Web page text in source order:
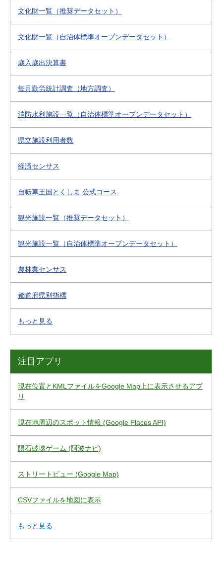
文化財一覧（推奨データセット）
文化財一覧（自治体標準オープンデータセット）
歳入歳出決算書
毎月勤労統計調査（地方調査）
消防水利施設一覧（自治体標準オープンデータセット）
県立施設利用者数
経済センサス
自転車王国とくしま 公式コース
観光施設一覧（推奨データセット）
観光施設一覧（自治体標準オープンデータセット）
農林業センサス
都道府県別指標
もっと見る
注目アプリ
現在位置とKMLファイルをGoogle Map上に表示させるアプ
リ
現在地周辺のスポット情報 (Google Places API)
隕石破壊ゲーム (阿波ナビ)
ストリートビュー (Google Map)
CSVファイルを地図に表示
もっと見る